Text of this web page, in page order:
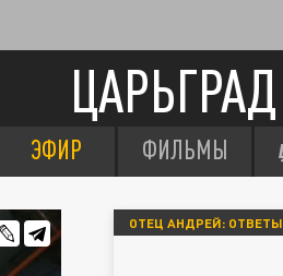
ЦАРЬГРАД
ЭФИР ФИЛЬМЫ
ОТЕЦ АНДРЕЙ: ОТВЕТЫ